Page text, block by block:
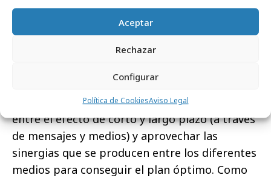
Aceptar
Rechazar
Configurar
Política de CookiesAviso Legal
cómo hemos conseguido el ROI a través del
ecosistema publicitario. Algunas de claves que
no podemos olvidar cuando hablamos de una
controlar y potenciar aquellos factores que
forman parte del ROI; buscar un buen balance
entre el efecto de corto y largo plazo (a través
de mensajes y medios) y aprovechar las
sinergias que se producen entre los diferentes
medios para conseguir el plan óptimo. Como